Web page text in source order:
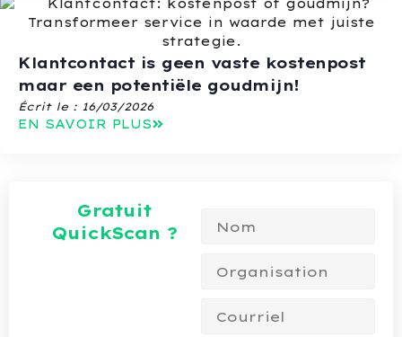
Klantcontact is geen vaste kostenpost
maar een potentiële goudmijn!
Écrit le : 16/03/2026
EN SAVOIR PLUS
Gratuit
QuickScan ?